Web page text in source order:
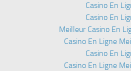
Casino En
Casino En
Meilleur Casino En
Casino En Ligne
Casino En
Casino En Ligne